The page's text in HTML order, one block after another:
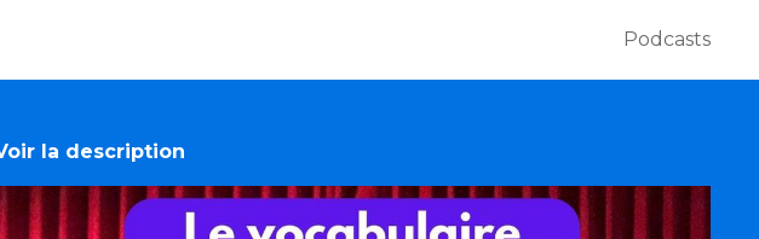
Podcasts
la description